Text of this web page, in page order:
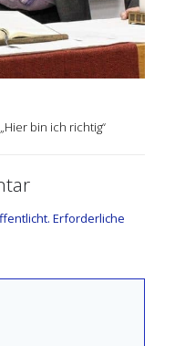
bin ich richtig“
Erforderliche